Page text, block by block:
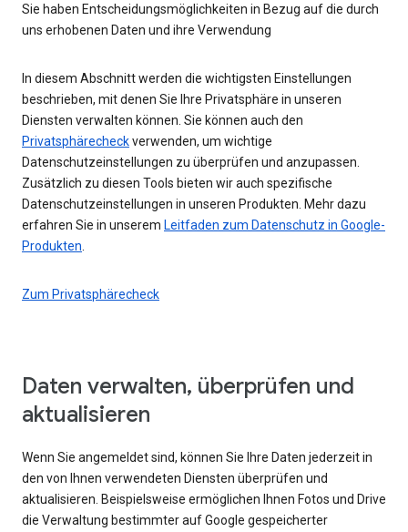
Sie haben Entscheidungsmöglichkeiten in Bezug auf die durch
uns erhobenen Daten und ihre Verwendung
In diesem Abschnitt werden die wichtigsten Einstellungen
beschrieben, mit denen Sie Ihre Privatsphäre in unseren
Diensten verwalten können. Sie können auch den
Privatsphärecheckverwenden, um wichtige
Datenschutzeinstellungen zu überprüfen und anzupassen.
Zusätzlich zu diesen Tools bieten wir auch spezifische
Datenschutzeinstellungen in unseren Produkten. Mehr dazu
erfahren Sie in unserem Leitfaden zum Datenschutz in Google-
Produkten
Zum Privatsphärecheck
Daten verwalten, überprüfen und
aktualisieren
Wenn Sie angemeldet sind, können Sie Ihre Daten jederzeit in
den von Ihnen verwendeten Diensten überprüfen und
aktualisieren. Beispielsweise ermöglichen Ihnen Fotos und Drive
die Verwaltung bestimmter auf Google gespeicherter